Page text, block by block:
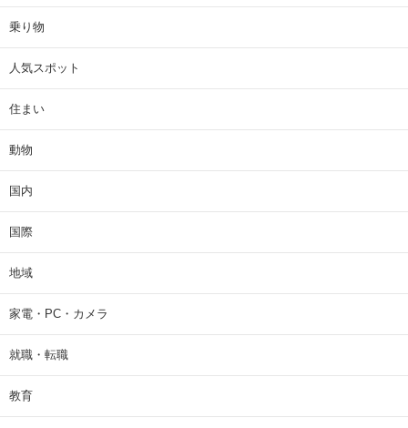
乗り物
人気スポット
住まい
動物
国内
国際
地域
家電・PC・カメラ
就職・転職
教育